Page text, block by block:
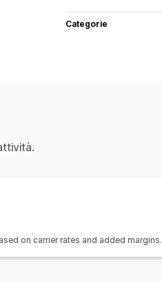
Categorie
on carrier rates and added margins.